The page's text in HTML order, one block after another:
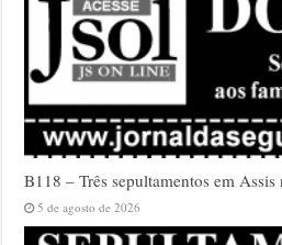
B118 – Três sepultamentos em Assis
5 de agosto de 2026